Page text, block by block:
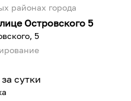
районах города
Островского 5
5
за сутки